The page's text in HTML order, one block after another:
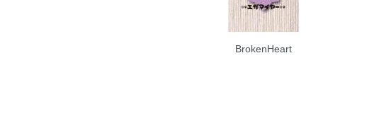
BrokenHeart